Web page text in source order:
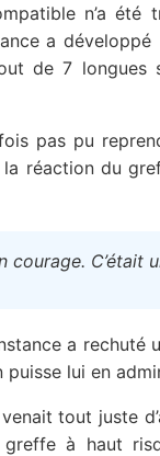
n’a
a
de 7 longues
pas pu
réaction du
C’était
a
lui en
tout juste
à haut